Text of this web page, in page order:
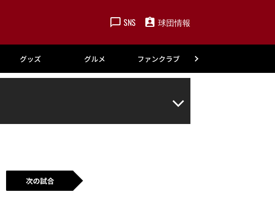
SNS 球団情報
グッズ グルメ ファンクラブ
次の試合